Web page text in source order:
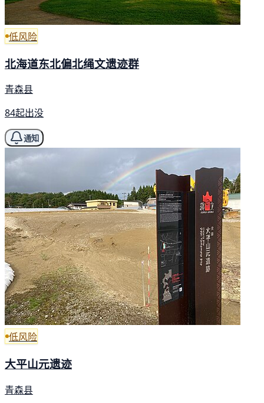
低风险
北海道东北偏北绳文遗迹群
青森县
84起出没
通知
低风险
大平山元遗迹
青森县